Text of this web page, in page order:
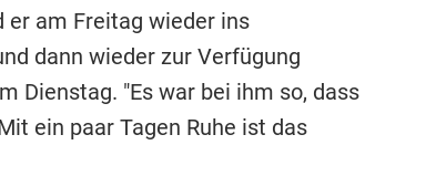
am Freitag wieder ins
dann wieder zur Verfügung
Dienstag. "Es war bei ihm so, dass
ein paar Tagen Ruhe ist das